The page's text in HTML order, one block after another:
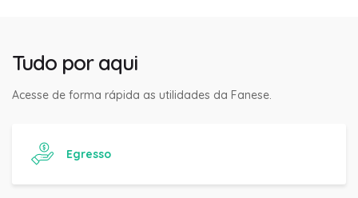
Tudo por aqui
Acesse de forma rápida as utilidades da Fanese.
Egresso